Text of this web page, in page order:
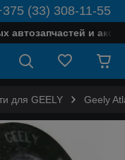
(33) 308-11-55
автозапчастей и
для GEELY Geely